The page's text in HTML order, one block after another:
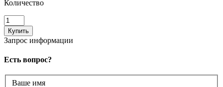
Количество
Запрос информации
Есть вопрос?
Ваше имя